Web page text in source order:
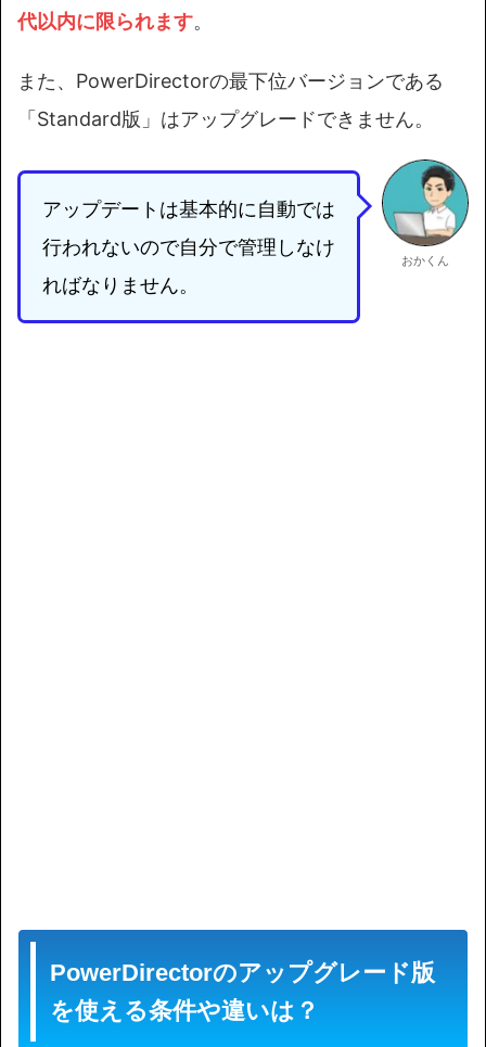
代以内に限られます。
また、PowerDirectorの最下位バージョンである
「Standard版」はアップグレードできません。
アップデートは基本的に自動では
行われないので自分で管理しなけ
ればなりません。
おかくん
PowerDirectorのアップグレード版
を使える条件や違いは？